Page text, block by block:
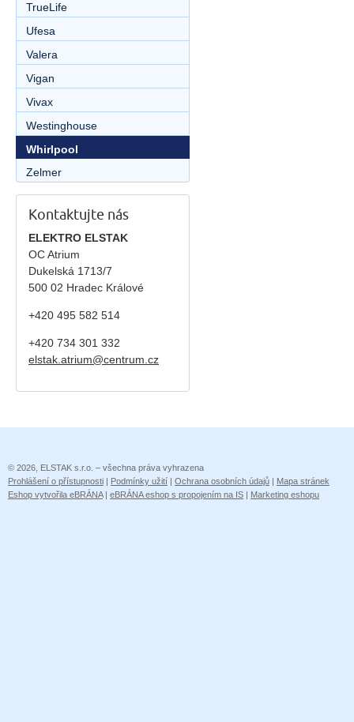
TrueLife
Ufesa
Valera
Vigan
Vivax
Westinghouse
Whirlpool
Zelmer
Kontaktujte nás
ELEKTRO ELSTAK
OC Atrium
Dukelská 1713/7
500 02 Hradec Králové
+420 495 582 514
+420 734 301 332
elstak.atrium@centrum.cz
© 2026, ELSTAK s.r.o. – všechna práva vyhrazena
Prohlášení o přístupnosti | Podmínky užití | Ochrana osobních údajů | Mapa stránek
Eshop vytvořila eBRÁNA| eBRÁNA eshop s propojením na IS | Marketing eshopu